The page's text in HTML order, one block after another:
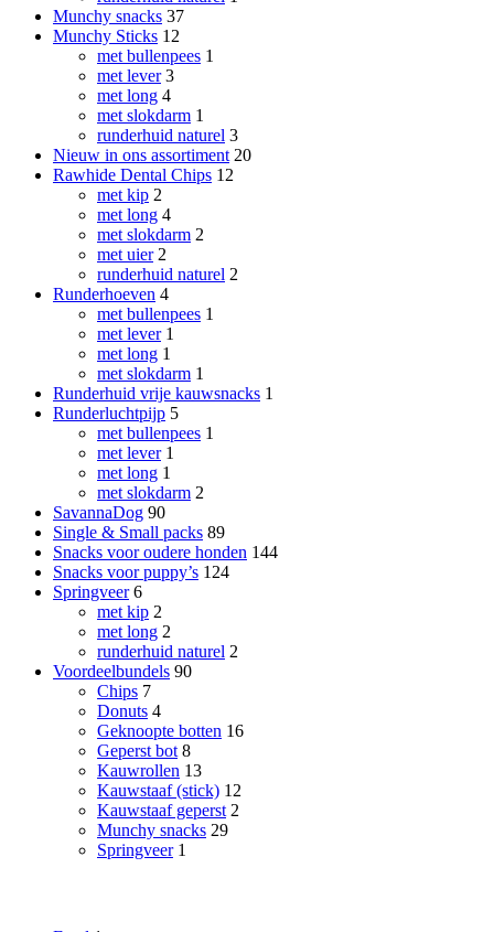
Munchy snacks 37
Munchy Sticks 12
met bullenpees 1
met lever 3
met long 4
met slokdarm 1
runderhuid naturel 3
Nieuw in ons assortiment 20
Rawhide Dental Chips 12
met kip 2
met long 4
met slokdarm 2
met uier 2
runderhuid naturel 2
Runderhoeven 4
met bullenpees 1
met lever 1
met long 1
met slokdarm 1
Runderhuid vrije kauwsnacks 1
Runderluchtpijp 5
met bullenpees 1
met lever 1
met long 1
met slokdarm 2
SavannaDog 90
Single & Small packs 89
Snacks voor oudere honden 144
Snacks voor puppy’s 124
Springveer 6
met kip 2
met long 2
runderhuid naturel 2
Voordeelbundels 90
Chips 7
Donuts 4
Geknoopte botten 16
Geperst bot 8
Kauwrollen 13
Kauwstaaf (stick) 12
Kauwstaaf geperst 2
Munchy snacks 29
Springveer 1